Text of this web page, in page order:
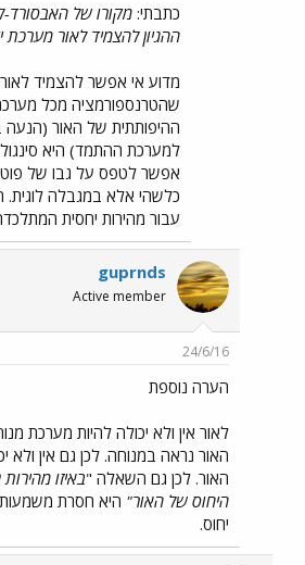
כתבתי: מקורו של האבסורד-
ההגיון להצמיד לאור מערכת
מדוע אי אפשר להצמיד
שהטרנספורמציה מכל
ההיפותתית של האור (הנעה
למערכת ההתמד) היא
אפשר לטפס על גבו של
כלשהי אלא במגבלה
עבור מהירות יחסית
guprnds
Active member
24/6/16
הערה נוספת
לאור אין ולא יכולה להיות מערכת
האור נראה במנוחה. לכן גם אין ולא
האור. לכן גם השאלה "באיזו
היחוס של האור" היא חסרת
יחוס.